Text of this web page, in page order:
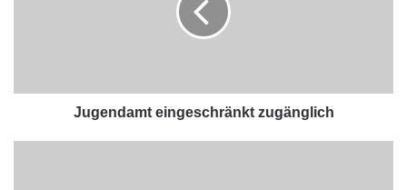
Jugendamt eingeschränkt zugänglich